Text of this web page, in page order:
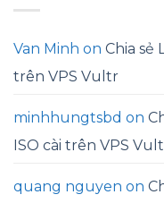
Van Minh on Chia sẻ
trên VPS Vultr
minhhungtsbd on
ISO cài trên VPS
quang nguyen on